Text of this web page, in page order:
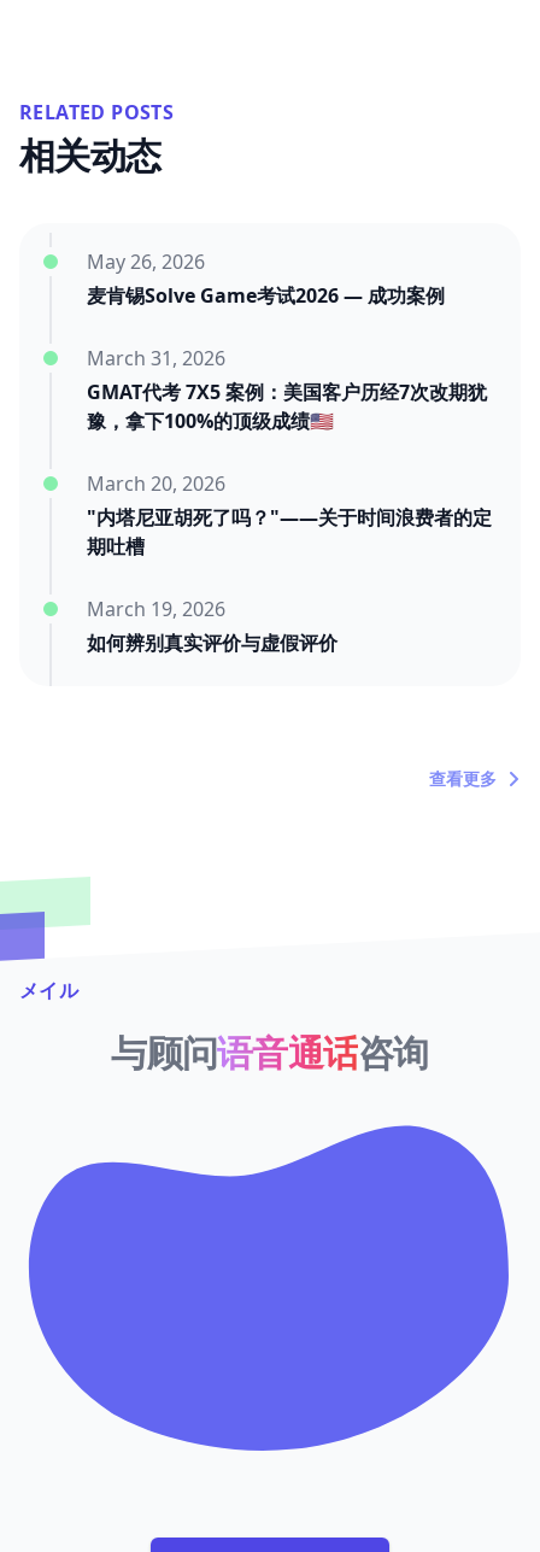
RELATED POSTS
相关动态
麦肯锡Solve Game考试2026 — 成功案例
May 26, 2026
GMAT代考 7X5 案例：美国客户历经7次改期犹
豫，拿下100%的顶级成绩🇺🇸
March 31, 2026
"内塔尼亚胡死了吗？"——关于时间浪费者的定
期吐槽
March 20, 2026
如何辨别真实评价与虚假评价
March 19, 2026
查看更多
メイル
与顾问语音通话咨询